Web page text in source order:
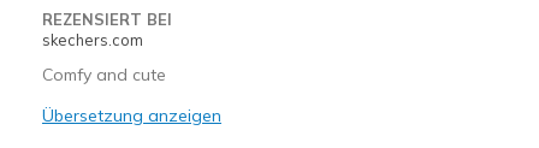
REZENSIERT BEI
skechers.com
Comfy and cute
Übersetzung anzeigen